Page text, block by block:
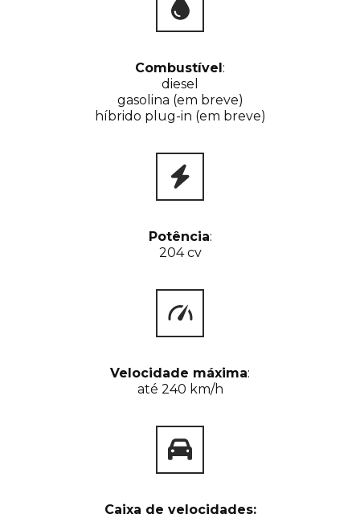
Combustível:
diesel
gasolina (em breve)
híbrido plug-in (em breve)
Potência:
204 cv
Velocidade máxima:
até 240 km/h
Caixa de velocidades: